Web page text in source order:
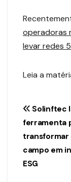
operadoras
levar redes
Leia a
de
Post
Solinftec
ferramenta
transformar
campo em
ESG